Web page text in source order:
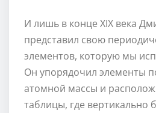
И лишь в конце XIX века
представил свою
элементов, которую мы
Он упорядочил элементы
атомной массы и
таблицы, где